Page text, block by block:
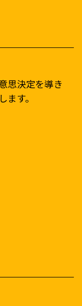
思決定を導き
ます。